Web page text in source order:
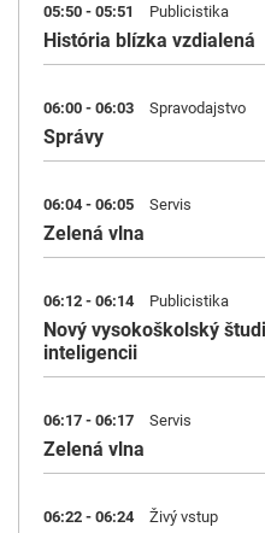
05:50 - 05:51 Publicistika
História blízka vzdialená
06:00 - 06:03 Spravodajstvo
Správy
06:04 - 06:05 Servis
Zelená vlna
06:12 - 06:14 Publicistika
Nový vysokoškolský
inteligencii
06:17 - 06:17 Servis
Zelená vlna
06:22 - 06:24 Živý vstup